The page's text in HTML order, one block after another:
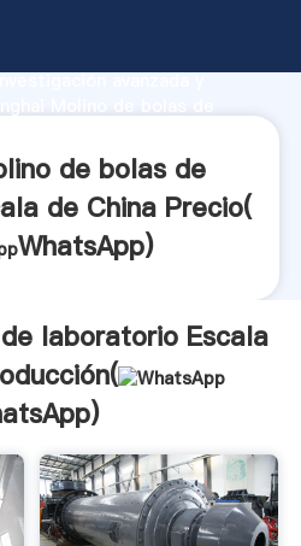
avanzada y
clientes.
de bolas de
de China Precio(
WhatsApp)
laboratorio Escala
)